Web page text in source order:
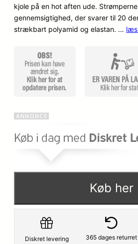
r
i
d
e
g
i
s
kjole på en hot aften ude.
gennemsigtighed, der svarer til 20
strækbart polyamid og elastan. … læs
Køb her
Diskret levering 365 dages returret